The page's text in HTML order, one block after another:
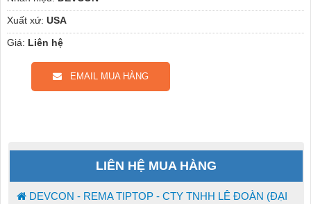
Xuất xứ: USA
Giá: Liên hệ
EMAIL MUA HÀNG
LIÊN HỆ MUA HÀNG
DEVCON - REMA TIPTOP - CTY TNHH LÊ ĐOÀN (ĐẠI